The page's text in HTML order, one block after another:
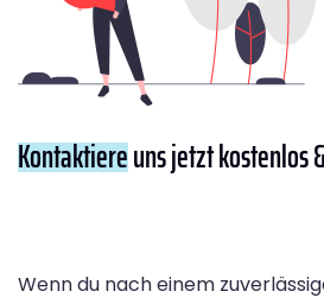
Kontaktiereuns jetzt kostenlos
Wenn du nach einem